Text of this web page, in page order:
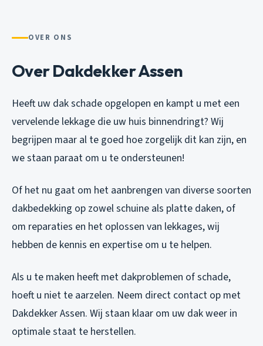
OVER ONS
Over Dakdekker Assen
Heeft uw dak schade opgelopen en kampt u met een
vervelende lekkage die uw huis binnendringt? Wij
begrijpen maar al te goed hoe zorgelijk dit kan zijn, en
we staan paraat om u te ondersteunen!
Of het nu gaat om het aanbrengen van diverse soorten
dakbedekking op zowel schuine als platte daken, of
om reparaties en het oplossen van lekkages, wij
hebben de kennis en expertise om u te helpen.
Als u te maken heeft met dakproblemen of schade,
hoeft u niet te aarzelen. Neem direct contact op met
Dakdekker Assen. Wij staan klaar om uw dak weer in
optimale staat te herstellen.